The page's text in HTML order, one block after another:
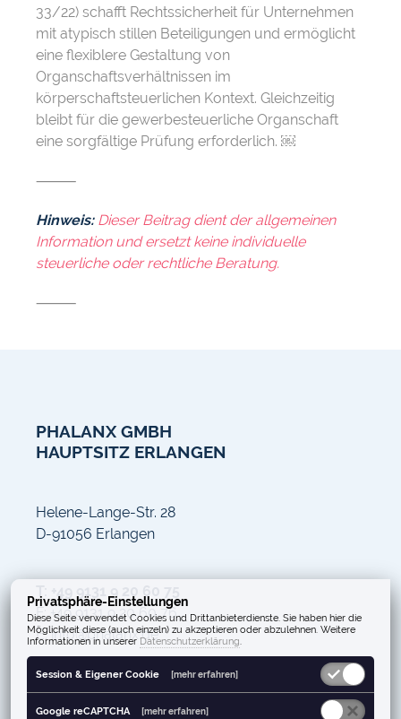
33/22) schafft Rechtssicherheit für Unternehmen
mit atypisch stillen Beteiligungen und ermöglicht
eine flexiblere Gestaltung von
Organschaftsverhältnissen im
körperschaftsteuerlichen Kontext. Gleichzeitig
bleibt für die gewerbesteuerliche Organschaft
eine sorgfältige Prüfung erforderlich. ￼
⸻
Hinweis:Dieser Beitrag dient der allgemeinen
Information und ersetzt keine individuelle
steuerliche oder rechtliche Beratung.
⸻
PHALANX GMBH
HAUPTSITZ ERLANGEN
Helene-Lange-Str. 28
D-91056 Erlangen
F: +49 9131 9 20 60 76
E: info@phalanx.de
Privatsphäre-Einstellungen
Diese Seite verwendet Cookies und Drittanbieterdienste. Sie haben hier die
Möglichkeit diese (auch einzeln) zu akzeptieren oder abzulehnen. Weitere
Informationen in unserer Datenschutzerklärung.
Session & Eigener Cookie [mehr erfahren]
Google reCAPTCHA [mehr erfahren]